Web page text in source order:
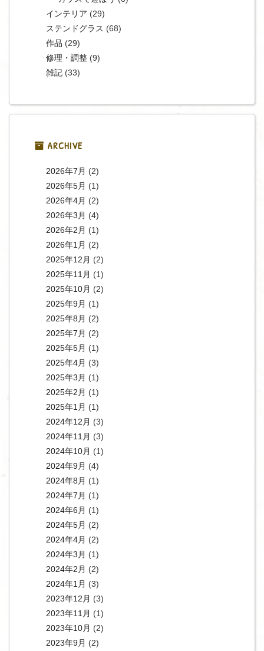
インテリア (29)
ステンドグラス (68)
作品 (29)
修理・調整(9)
雑記(33)
ARCHIVE
2026年7月 (2)
2026年5月 (1)
2026年4月 (2)
2026年3月 (4)
2026年2月 (1)
2026年1月 (2)
2025年12月 (2)
2025年11月 (1)
2025年10月 (2)
2025年9月 (1)
2025年8月 (2)
2025年7月 (2)
2025年5月 (1)
2025年4月 (3)
2025年3月 (1)
2025年2月 (1)
2025年1月 (1)
2024年12月 (3)
2024年11月 (3)
2024年10月 (1)
2024年9月 (4)
2024年8月 (1)
2024年7月 (1)
2024年6月 (1)
2024年5月 (2)
2024年4月 (2)
2024年3月 (1)
2024年2月 (2)
2024年1月 (3)
2023年12月 (3)
2023年11月 (1)
2023年10月 (2)
2023年9月 (2)